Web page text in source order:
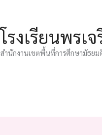
โรงเรียนพรเ
สำนักงานเขตพื้นที่การศึกษามัธย